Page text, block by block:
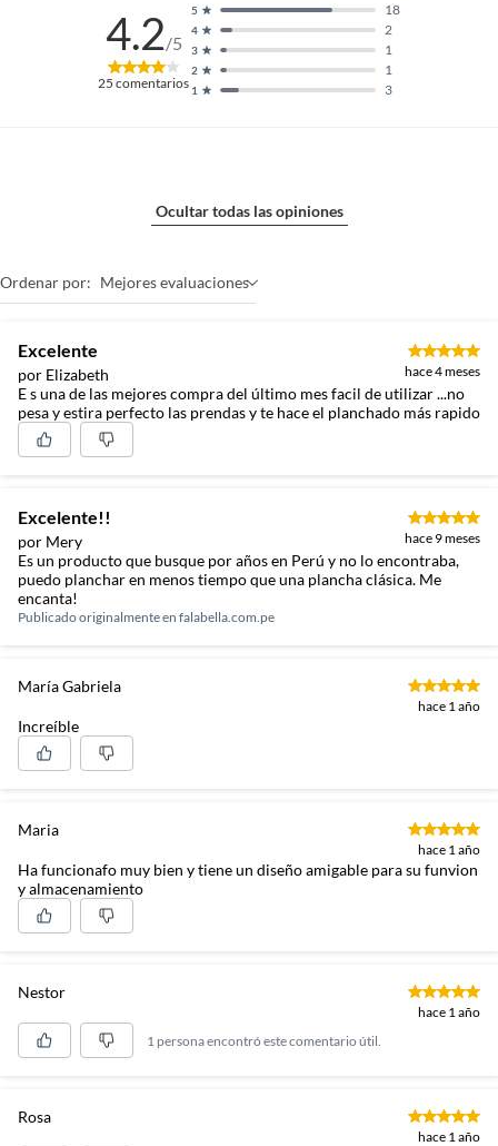
4.2/5
25 comentarios 1 3
2 1
3 1
4 2
5 18
Ocultar todas las opiniones
Ordenar por: Mejores evaluaciones
Excelente
por Elizabeth hace 4 meses
E s una de las mejores compra del último mes facil de utilizar ...no
pesa y estira perfecto las prendas y te hace el planchado más rapido
Excelente!!
por Mery hace 9 meses
Es un producto que busque por años en Perú y no lo encontraba,
puedo planchar en menos tiempo que una plancha clásica. Me
encanta!
Publicado originalmente en falabella.com.pe
María Gabriela
hace 1 año
Increíble
Maria
hace 1 año
Ha funcionafo muy bien y tiene un diseño amigable para su funvion
y almacenamiento
Nestor
hace 1 año
1 persona encontró este comentario útil.
Rosa
hace 1 año